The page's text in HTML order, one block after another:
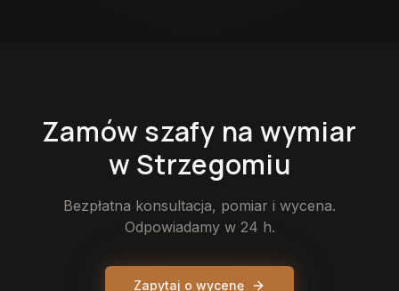
Zamów szafy na wymiar
w Strzegomiu
Bezpłatna konsultacja, pomiar i wycena.
Odpowiadamy w 24 h.
Zapytaj o wycenę